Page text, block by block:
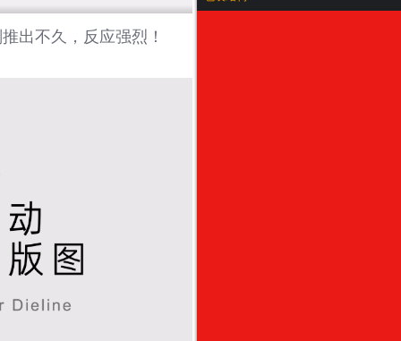
出不久，反应强烈！